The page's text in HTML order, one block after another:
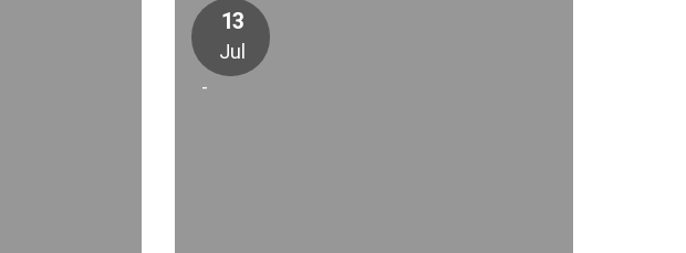
13
Jul
-